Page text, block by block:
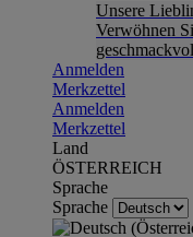
Unsere
Verwöhnen
Anmelden
Merkzettel
Anmelden
Merkzettel
Land
ÖSTERREICH
Sprache
Sprache